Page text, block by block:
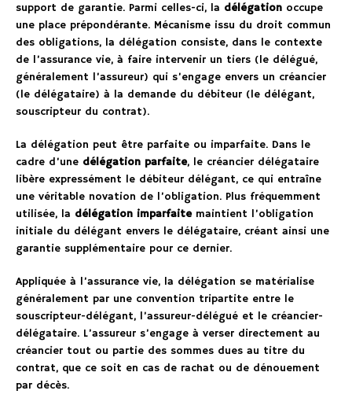
support de garantie. Parmi celles-ci, la délégation occupe
une place prépondérante. Mécanisme issu du droit commun
des obligations, la délégation consiste, dans le contexte
de l’assurance vie, à faire intervenir un tiers (le délégué,
généralement l’assureur) qui s’engage envers un créancier
(le délégataire) à la demande du débiteur (le délégant,
souscripteur du contrat).
La délégation peut être parfaite ou imparfaite. Dans le
cadre d’une délégation parfaite, le créancier délégataire
libère expressément le débiteur délégant, ce qui entraîne
une véritable novation de l’obligation. Plus fréquemment
utilisée, la délégation imparfaitemaintient l’obligation
initiale du délégant envers le délégataire, créant ainsi une
garantie supplémentaire pour ce dernier.
Appliquée à l’assurance vie, la délégation se matérialise
généralement par une convention tripartite entre le
souscripteur-délégant, l’assureur-délégué et le créancier-
délégataire. L’assureur s’engage à verser directement au
créancier tout ou partie des sommes dues au titre du
contrat, que ce soit en cas de rachat ou de dénouement
par décès.